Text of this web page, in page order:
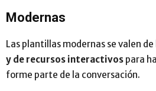
Modernas
Las plantillas modernas se valen de
y de recursos interactivos para
forme parte de la conversación.